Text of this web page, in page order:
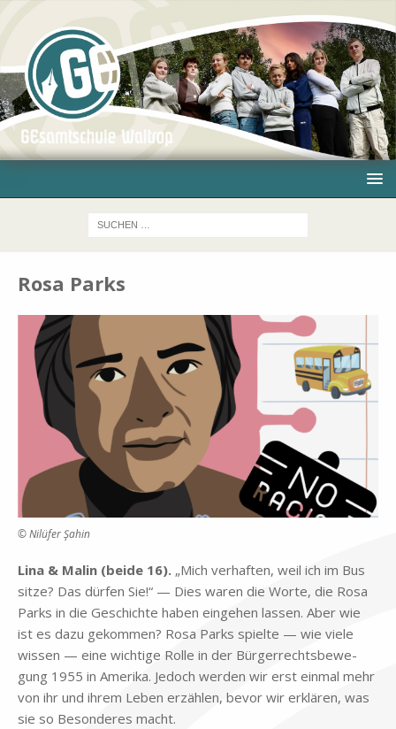
Rosa Parks
© Nilüfer Şahin
Lina & Ma­lin (bei­de 16). „Mich ver­haf­ten, weil ich im Bus
sit­ze? Das dür­fen Sie!“ — Dies wa­ren die Wor­te, die Rosa
Parks in die Ge­schich­te ha­ben ein­ge­hen las­sen. Aber wie
ist es dazu ge­kom­men? Rosa Parks spiel­te — wie vie­le
wis­sen — eine wich­ti­ge Rol­le in der Bür­ger­rechts­be­we­
gung 1955 in Ame­ri­ka. Je­doch wer­den wir erst ein­mal mehr
von ihr und ih­rem Le­ben er­zäh­len, be­vor wir er­klä­ren, was
sie so Be­son­de­res macht.